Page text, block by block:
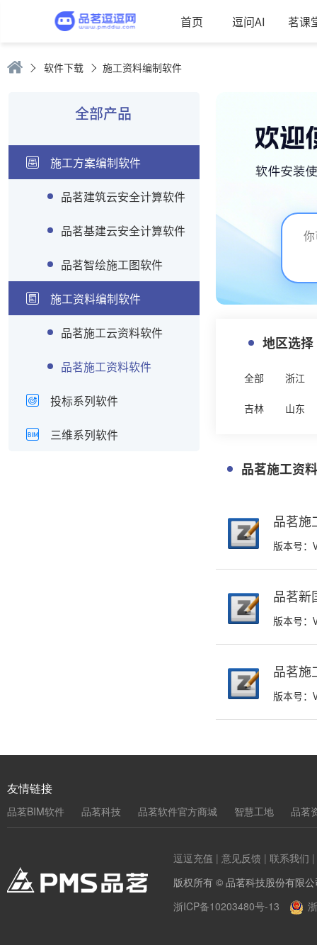
首页 逗问AI 茗课
软件下载 施工资料编制软件
全部产品
施工方案编制软件
品茗建筑云安全计算软件
品茗基建云安全计算软件
品茗智绘施工图软件
施工资料编制软件
品茗施工云资料软件
品茗施工资料软件
投标系列软件
三维系列软件
地区选择
全部 浙江
吉林 山东
品茗施工资
品茗施
版本号：
品茗新
版本号：
品茗施
版本号：
友情链接
品茗BIM软件 品茗科技 品茗软件官方商城 智慧工地 品茗
逗逗充值 | 意见反馈 | 联系我们 |
版权所有 © 品茗科技股份有限
浙ICP备10203480号-13